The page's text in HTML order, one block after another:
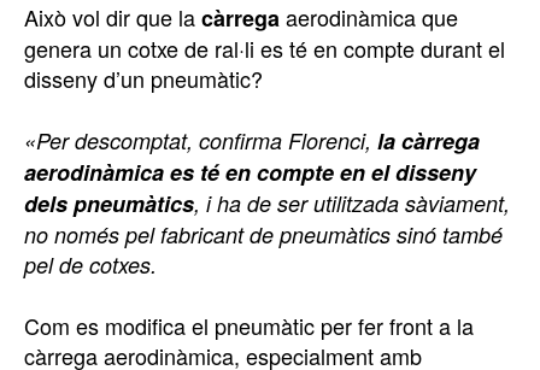
Això vol dir que lacàrregaaerodinàmica que
genera un cotxe de ral·li es té en compte durant el
disseny d’un pneumàtic?
«Per descomptat, confirma Florenci, la càrrega
aerodinàmica es té en compte en el disseny
dels pneumàtics, i ha de ser utilitzada sàviament,
no només pel fabricant de pneumàtics sinó també
pel de cotxes.
Com es modifica el pneumàtic per fer front a la
càrrega aerodinàmica, especialment amb